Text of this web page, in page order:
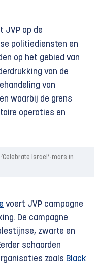
JVP op de
politiediensten en
op het gebied van
van de
van
waarbij de grens
operaties en
Israel’-mars in
voert JVP campagne
De campagne
zwarte en
schaarden
zoals Black